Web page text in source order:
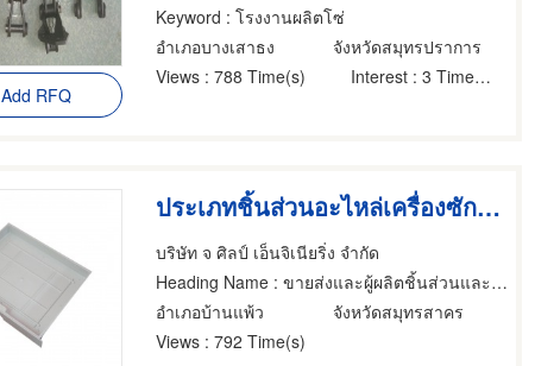
Add RFQ
Keyword : โรงงานผลิตโซ่
อำเภอบางเสาธง
จังหวัดสมุทรปราการ
Views : 788 Time(s) Interest : 3 Time(s)
ประเภทชิ้นส่วนอะไหล่เครื่องซักผ้าและแอร์
บริษัท จ ศิลป์ เอ็นจิเนียริ่ง จำกัด
Heading Name : ขายส่งและผู้ผลิตชิ้นส่วนและอะไหล่เครื่องจักรกล
อำเภอบ้านแพ้ว
จังหวัดสมุทรสาคร
Views : 792 Time(s)